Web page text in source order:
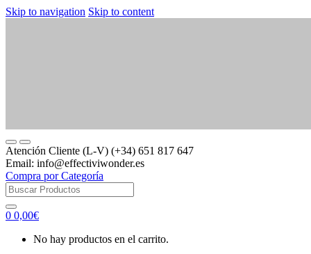
Skip to navigation Skip to content
Atención Cliente (L-V) (+34) 651 817 647
Email: info@effectiviwonder.es
Compra por Categoría
Search
for:
0 0,00€
No hay productos en el carrito.